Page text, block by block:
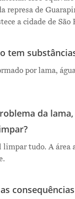
represa de
a cidade de São
tem
por lama,
da
limpar tudo. A área